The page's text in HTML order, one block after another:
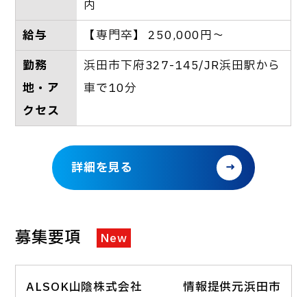
内
給与
【専門卒】 250,000円～
勤務
地・ア
クセス
浜田市下府327-145/JR浜田駅から
車で10分
詳細を見る
募集要項 New
ALSOK山陰株式会社 情報提供元浜田市